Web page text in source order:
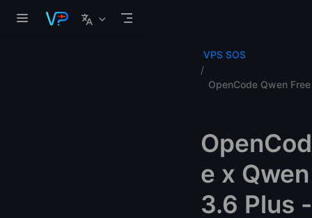
跳至主要內容
VPS SOS
OpenCode Qwen Free
OpenCod
e x Qwen
3.6 Plus -